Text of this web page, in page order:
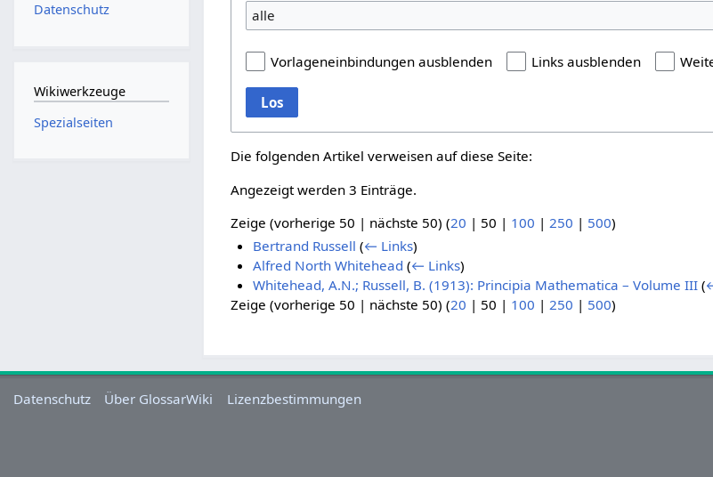
alle
Vorlageneinbindungen ausblenden Links ausblenden
Los
Die folgenden Artikel verweisen auf diese Seite:
Angezeigt werden 3 Einträge.
Zeige (vorherige 50 | nächste 50) (20 | 50 | 100 | 250 | 500)
Bertrand Russell (← Links)
Alfred North Whitehead (← Links)
Whitehead, A.N.; Russell, B. (1913): Principia Mathematica – Volume III (
Zeige (vorherige 50 | nächste 50) (20 | 50 | 100 |250 | 500)
Datenschutz
Wikiwerkzeuge
Spezialseiten
Datenschutz Über GlossarWiki Lizenzbestimmungen